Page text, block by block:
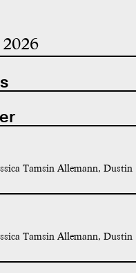
Tamsin Allemann, Dustin
Tamsin Allemann, Dustin